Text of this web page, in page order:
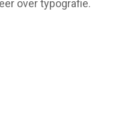
over typografie.